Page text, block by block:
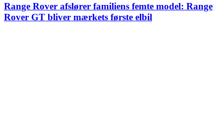
Range Rover afslører familiens femte model: Range
Rover GT bliver mærkets første elbil